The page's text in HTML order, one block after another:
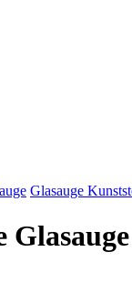
Glasauge
Glasauge